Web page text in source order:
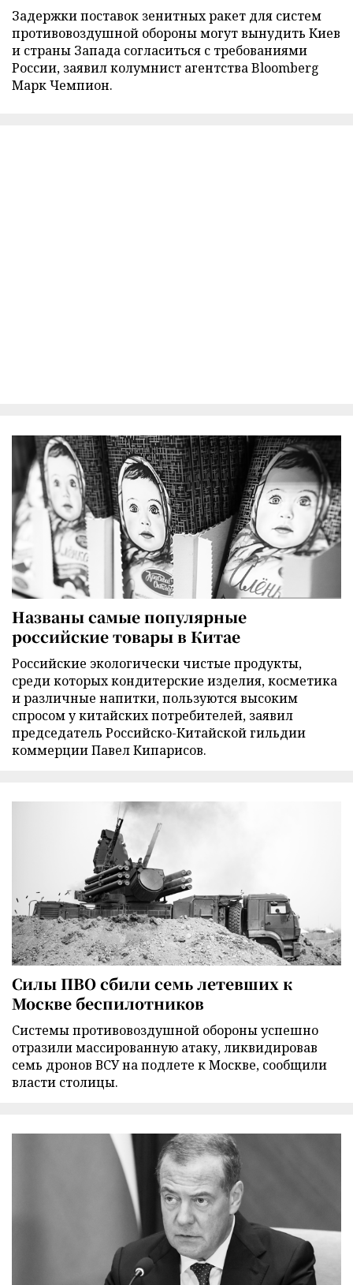
Задержки поставок зенитных ракет для систем
противовоздушной обороны могут вынудить Киев
и страны Запада согласиться с требованиями
России, заявил колумнист агентства Bloomberg
Марк Чемпион.
Названы самые популярные
российские товары в Китае
Российские экологически чистые продукты,
среди которых кондитерские изделия, косметика
и различные напитки, пользуются высоким
спросом у китайских потребителей, заявил
председатель Российско-Китайской гильдии
коммерции Павел Кипарисов.
Силы ПВО сбили семь летевших к
Москве беспилотников
Cистемы противовоздушной обороны успешно
отразили массированную атаку, ликвидировав
семь дронов ВСУ на подлете к Москве, сообщили
власти столицы.